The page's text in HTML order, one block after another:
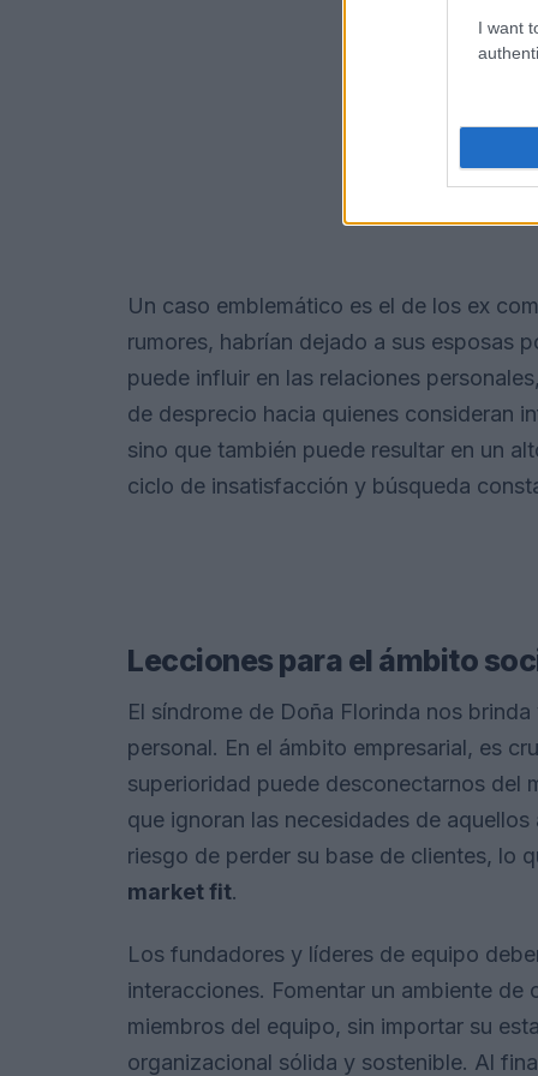
I want
Un caso emblemático es el de los ex
rumores, habrían dejado a sus esposas
puede influir en las relaciones
de desprecio hacia quienes consideran
sino que también puede resultar en un
ciclo de insatisfacción y búsqueda
Lecciones para el ámbito
El síndrome de Doña Florinda nos
personal. En el ámbito empresarial, es
superioridad puede desconectarnos del
que ignoran las necesidades de aquellos
riesgo de perder su base de clientes, lo
market fit.
Los fundadores y líderes de equipo
interacciones. Fomentar un ambiente
miembros del equipo, sin importar su
organizacional sólida y sostenible. Al